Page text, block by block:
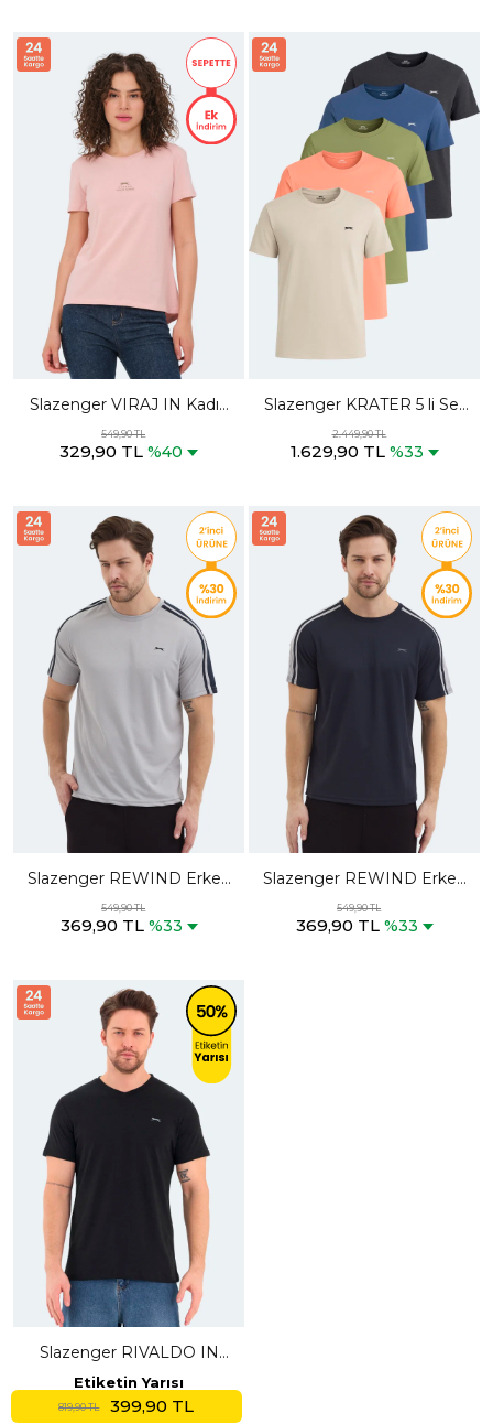
Slazenger VIRAJ IN Kadın
Fuşya Tişört
549,90 TL
329,90 TL %40
Slazenger KRATER 5 li Set
Erkek Somon - Koyu Gri -
Indigo - Bej - Açık Yeşil
2.449,90 TL
1.629,90 TL %33
Slazenger REWIND Erkek
Gri Tişört
549,90 TL
369,90 TL %33
Slazenger REWIND Erkek
Koyu Gri Tişört
549,90 TL
369,90 TL %33
Slazenger RIVALDO IN
Erkek V Yaka Siyah Tişört
Etiketin Yarısı
819,90 TL 399,90 TL